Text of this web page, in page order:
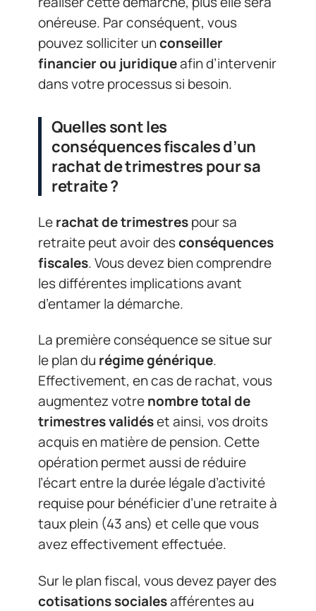
onéreuse. Par conséquent, vous
pouvez solliciter unconseiller
financier ou juridiqueafin d’intervenir
dans votre processus si besoin.
Quelles sont les
conséquences fiscales d’un
rachat de trimestres pour sa
retraite ?
Lerachat de trimestrespour sa
retraite peut avoir desconséquences
fiscales. Vous devez bien comprendre
les différentes implications avant
d’entamer la démarche.
La première conséquence se situe sur
le plan du régime générique.
Effectivement, en cas de rachat, vous
augmentez votrenombre total de
trimestres validéset ainsi, vos droits
acquis en matière de pension. Cette
opération permet aussi de réduire
l’écart entre la durée légale d’activité
requise pour bénéficier d’une retraite à
taux plein (43 ans) et celle que vous
avez effectivement effectuée.
Sur le plan fiscal, vous devez payer des
cotisations socialesafférentes au